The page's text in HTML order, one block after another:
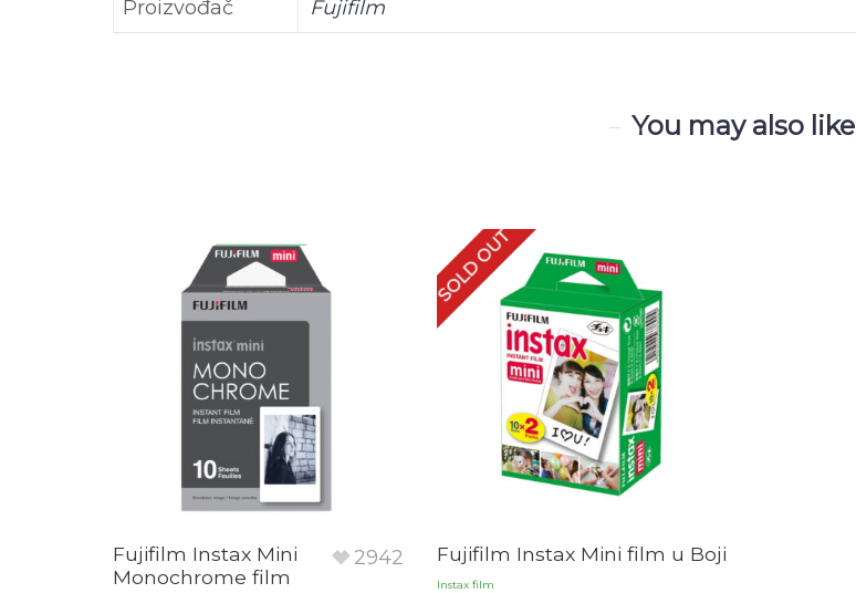
Proizvođač
Fujifilm
You may also like
Fujifilm Instax Mini
Monochrome film
2942
SOLD OUT
Fujifilm Instax Mini film u Boji
Instax film